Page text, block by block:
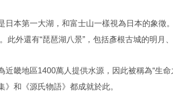
日本第一大湖，和富士山一樣視為日本的象徵
此外還有“琵琶湖八景”，包括彥根古城的明月
畿地區1400萬人提供水源，因此被稱為“生命
和《源氏物語》都成就於此。